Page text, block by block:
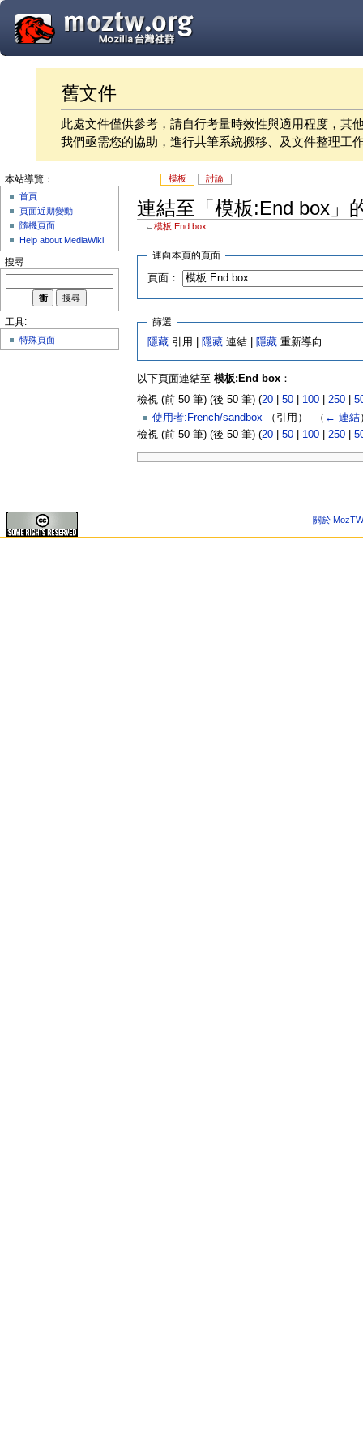
舊文件
此處文件僅供參考，請自行考量時效性與適用程度，其
我們亟需您的協助，進行共筆系統搬移、及文件整理工
模板 討論
連結至「模板:End box」
←模板:End box
連向本頁的頁面
頁面：
篩選
隱藏 引用 | 隱藏 連結 | 隱藏 重新導向
以下頁面連結至 模板:End box：
檢視 (前 50 筆) (後 50 筆) (20| 50| 100| 250|
使用者:French/sandbox（引用） ‎ （ ← 連結
檢視 (前 50 筆) (後 50 筆) (20| 50| 100| 250|
本站導覽：
首頁
頁面近期變動
隨機頁面
Help about MediaWiki
搜尋
工具:
特殊頁面
關於